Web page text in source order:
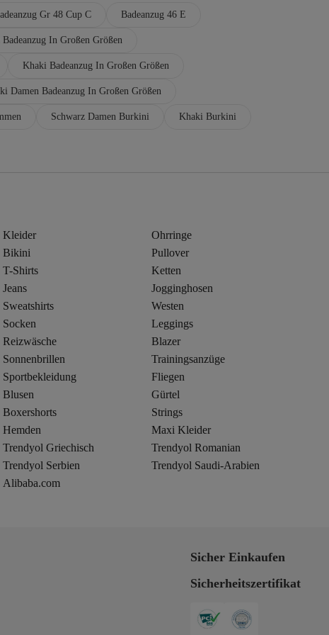
Gr 48 Cup C Badeanzug 46 E
Badeanzug In Großen Größen
Khaki Badeanzug In Großen Größen
Damen Badeanzug In Großen Größen
Schwarz Damen Burkini Khaki Burkini
Kleider
Ohrringe
Bikini
Pullover
T-Shirts
Ketten
Jeans
Jogginghosen
Sweatshirts
Westen
Socken
Leggings
Reizwäsche
Blazer
Sonnenbrillen
Trainingsanzüge
Sportbekleidung
Fliegen
Blusen
Gürtel
Boxershorts
Strings
Hemden
Maxi Kleider
Trendyol Griechisch
Trendyol Romanian
Trendyol Serbien
Trendyol Saudi-Arabien
Alibaba.com
Sicher Einkaufen
Sicherheitszertifikat